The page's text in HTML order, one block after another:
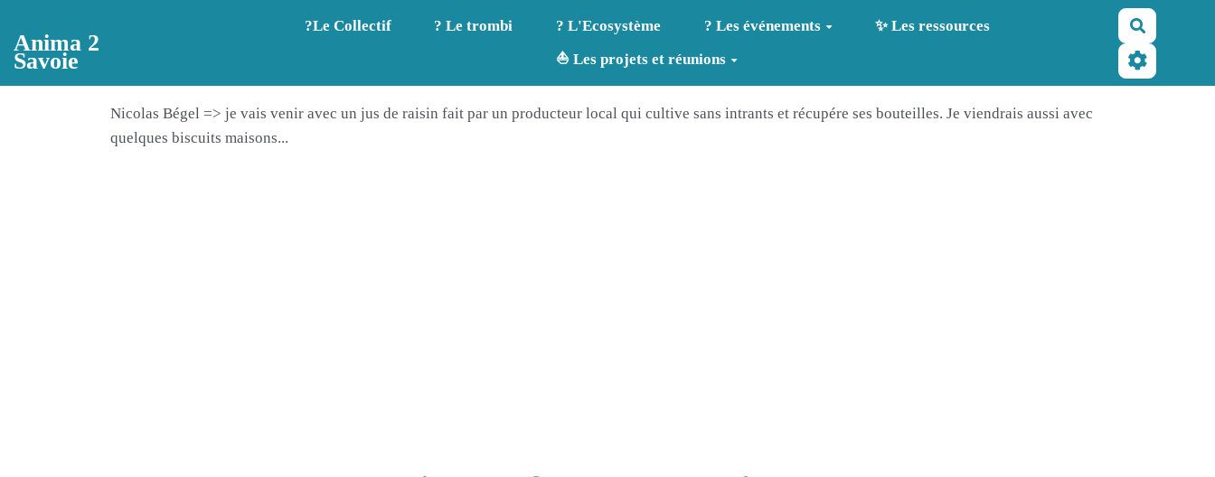
Anima 2
Savoie
?️Le Collectif ? Le trombi ? L'Ecosystème ? Les événements
✨ Les ressources
⛵ Les projets et réunions
Nicolas Bégel => je vais venir avec un jus de raisin fait par un producteur local qui cultive sans intrants et récupére ses bouteilles. Je viendrais aussi avec
quelques biscuits maisons...